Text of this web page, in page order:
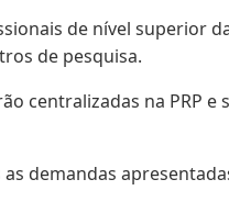
de nível superior
de pesquisa.
centralizadas na PRP
demandas